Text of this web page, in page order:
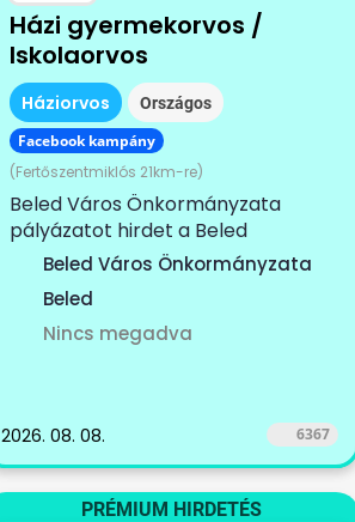
Házi gyermekorvos /
Iskolaorvos
Háziorvos Országos
Facebook kampány
(Fertőszentmiklós 21km-re)
Beled Város Önkormányzata
pályázatot hirdet a Beled
székhellyel működő, Beled, Cirák,
Beled Város Önkormányzata
Beled
Nincs megadva
2026. 08. 08. 6367
PRÉMIUM HIRDETÉS